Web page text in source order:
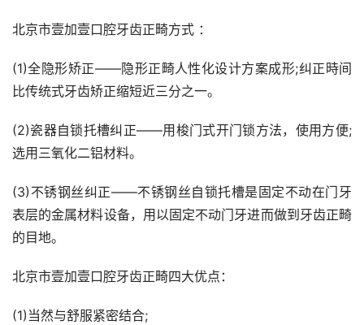
北京市壹加壹口腔牙齿正畸方式 ：
(1)全隐形矫正——隐形正畸人性化设计方案成形;纠正時间
比传统式牙齿矫正缩短近三分之一。
(2)瓷器自锁托槽纠正——用梭门式开门锁方法，使用方便;
选用三氧化二铝材料。
(3)不锈钢丝纠正——不锈钢丝自锁托槽是固定不动在门牙
表层的金属材料设备，用以固定不动门牙进而做到牙齿正畸
的目地。
北京市壹加壹口腔牙齿正畸四大优点：
(1)当然与舒服紧密结合;